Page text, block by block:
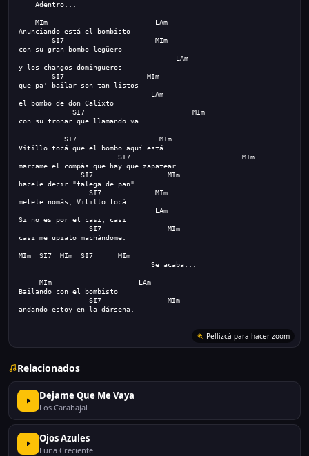
Adentro...
MIm                          LAm
Anunciando está el bombisto
SI7                      MIm
con su gran bombo legüero
LAm
y los changos domingueros
SI7                    MIm
que pa' bailar son tan listos
LAm
el bombo de don Calixto
SI7                          MIm
con su tronar que llamando va.
SI7                    MIm
Vitillo tocá que el bombo aquí está
SI7                           MIm
marcame el compás que hay que zapatear
SI7                  MIm
hacele decir "talega de pan"
SI7             MIm
metele nomás, Vitillo tocá.
LAm
Si no es por el casi, casi
SI7                MIm
casi me upialo machándome.
MIm  SI7  MIm SI7 MIm
Se acaba...
MIm
LAm
Bailando con el bombisto
SI7                MIm
andando estoy en la dársena.
Pellizcá para hacer zoom
Relacionados
Dejame Que Me Vaya
Los Carabajal
Ojos Azules
Luna Creciente